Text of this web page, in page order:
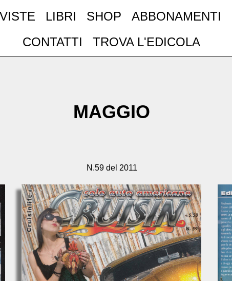
LIBRI SHOP ABBONAMENTI
CONTATTI
TROVA L'EDICOLA
MAGGIO
N.59 del 2011